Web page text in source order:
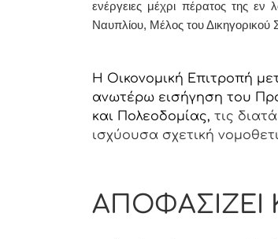
ενέργειες μέχρι πέρατος της
Ναυπλίου, Μέλος του
Η Οικονομική Επιτροπή
ανωτέρω εισήγηση του
και Πολεοδομίας, τις
ισχύουσα σχετική
ΑΠΟΦΑΣΙΖΕΙ